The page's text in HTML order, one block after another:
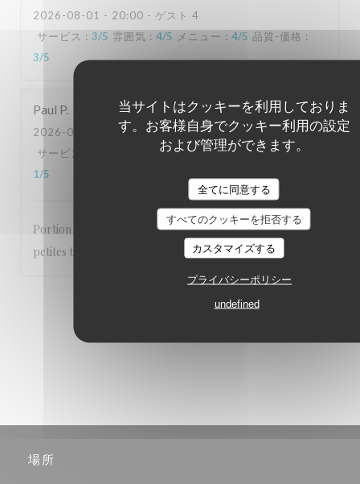
当サイトはクッキーを利用しておりま
す。お客様自身でクッキー利用の設定
および管理ができます。
全てに同意する
すべてのクッキーを拒否する
カスタマイズする
プライバシーポリシー
undefined
2026-08-01 - 20:00 - ゲスト 4
サービス : 3/5 雰囲気 : 4/5 メニュー : 4/5 品質-価格 :
3/5
Paul P
2026-08-04
- 12:45 - ゲスト 3
サービス
3/5 メニュー: 3 /5 品質-価格
1/5
Portion bien trop petite sur la morue franche , moules
petites tailles et manque de sauce , bon goût général
3
場所